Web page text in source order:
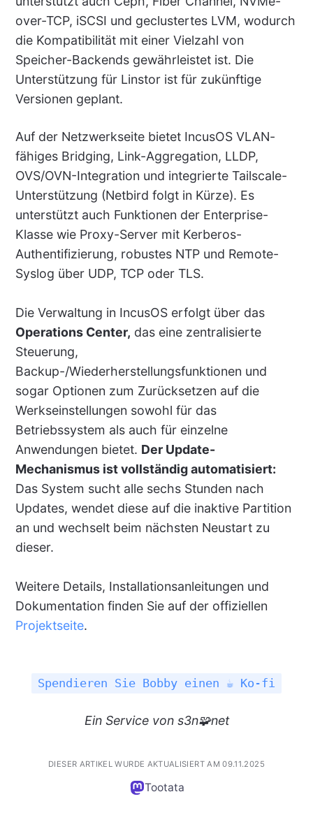
over-TCP, iSCSI und geclustertes LVM, wodurch
die Kompatibilität mit einer Vielzahl von
Speicher-Backends gewährleistet ist. Die
Unterstützung für Linstor ist für zukünftige
Versionen geplant.
Auf der Netzwerkseite bietet IncusOS VLAN-
fähiges Bridging, Link-Aggregation, LLDP,
OVS/OVN-Integration und integrierte Tailscale-
Unterstützung (Netbird folgt in Kürze). Es
unterstützt auch Funktionen der Enterprise-
Klasse wie Proxy-Server mit Kerberos-
Authentifizierung, robustes NTP und Remote-
Syslog über UDP, TCP oder TLS.
Die Verwaltung in IncusOS erfolgt über das
Operations Center, das eine zentralisierte
Steuerung,
Backup-/Wiederherstellungsfunktionen und
sogar Optionen zum Zurücksetzen auf die
Werkseinstellungen sowohl für das
Betriebssystem als auch für einzelne
Anwendungen bietet. Der Update-
Mechanismus ist vollständig automatisiert:
Das System sucht alle sechs Stunden nach
Updates, wendet diese auf die inaktive Partition
an und wechselt beim nächsten Neustart zu
dieser.
Weitere Details, Installationsanleitungen und
Dokumentation finden Sie auf der offiziellen
Projektseite.
Spendieren Sie Bobby einen ☕ Ko-fi
Ein Servicevon s3n🧩net
DIESER ARTIKEL WURDE AKTUALISIERT AM 09.11.2025
Tootata